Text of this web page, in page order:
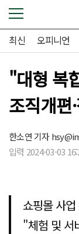
최신 오피니언
"대형 복
조직개편
한소연 기자
입력 2024-03-03
쇼핑몰 사
"체험 및 서